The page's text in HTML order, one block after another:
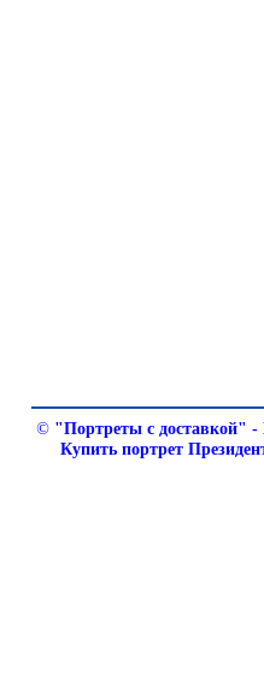
© "Портреты с доставкой" -
Купить портрет